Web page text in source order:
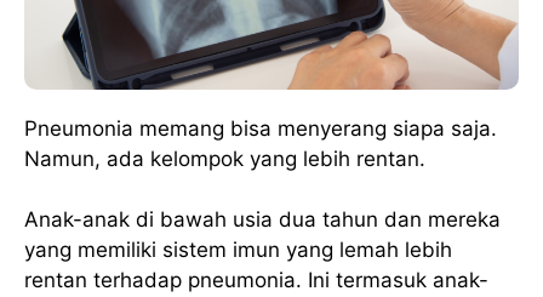
Pneumonia memang bisa menyerang siapa saja.
Namun, ada kelompok yang lebih rentan.
Anak-anak di bawah usia dua tahun dan mereka
yang memiliki sistem imun yang lemah lebih
rentan terhadap pneumonia. Ini termasuk anak-